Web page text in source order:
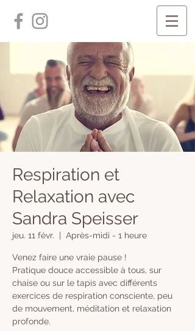
Respiration et
Relaxation avec
Sandra Speisser
jeu. 11 févr. Après-midi - 1 heure
Venez faire une vraie pause !
Pratique douce accessible à tous, sur
chaise ou sur le tapis avec différents
exercices de respiration consciente, peu
de mouvement, méditation et relaxation
profonde.